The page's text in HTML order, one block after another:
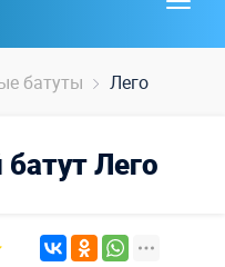
батуты Лего
Лего